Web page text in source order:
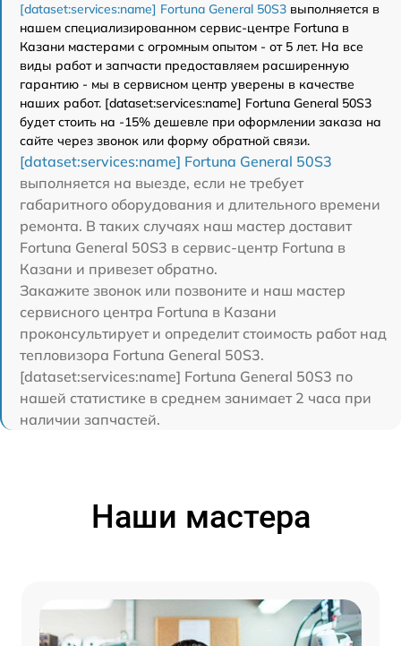
[dataset:services:name] Fortuna General 50S3 выполняется в
нашем специализированном сервис-центре Fortuna в
Казани мастерами с огромным опытом - от 5 лет. На все
виды работ и запчасти предоставляем расширенную
гарантию - мы в сервисном центр уверены в качестве
наших работ. [dataset:services:name] Fortuna General 50S3
будет стоить на -15% дешевле при оформлении заказа на
сайте через звонок или форму обратной связи.
[dataset:services:name] Fortuna General 50S3
выполняется на выезде, если не требует
габаритного оборудования и длительного времени
ремонта. В таких случаях наш мастер доставит
Fortuna General 50S3 в сервис-центр Fortuna в
Казани и привезет обратно.
Закажите звонок или позвоните и наш мастер
сервисного центра Fortuna в Казани
проконсультирует и определит стоимость работ над
тепловизора Fortuna General 50S3.
[dataset:services:name] Fortuna General 50S3 по
нашей статистике в среднем занимает 2 часа при
наличии запчастей.
Наши мастера